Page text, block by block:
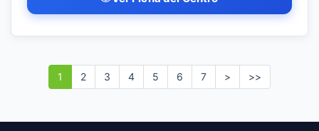
1 2 3 4 5 6 7 > >>